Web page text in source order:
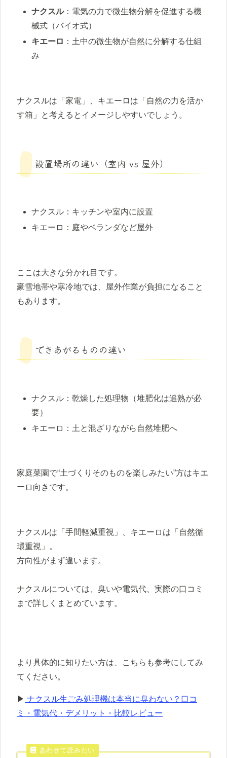
ナクスル：電気の力で微生物分解を促進する機
械式（バイオ式）
キエーロ ：土中の微生物が自然に分解する仕組
み
ナクスルは「家電」、キエーロは「自然の力を活か
す箱」と考えるとイメージしやすいでしょう。
設置場所の違い（室内 vs 屋外）
ナクスル：キッチンや室内に設置
キエーロ：庭やベランダなど屋外
ここは大きな分かれ目です。
豪雪地帯や寒冷地では、屋外作業が負担になること
もあります。
できあがるものの違い
ナクスル：乾燥した処理物（堆肥化は追熟が必
要）
キエーロ：土と混ざりながら自然堆肥へ
家庭菜園で“土づくりそのものを楽しみたい”方はキエ
ーロ向きです。
ナクスルは「手間軽減重視」、キエーロは「自然循
環重視」。
方向性がまず違います。
ナクスルについては、臭いや電気代、実際の口コミ
まで詳しくまとめています。
より具体的に知りたい方は、こちらも参考にしてみ
てください。
▶ ナクスル生ごみ処理機は本当に臭わない？口コ
ミ・電気代・デメリット・比較レビュー